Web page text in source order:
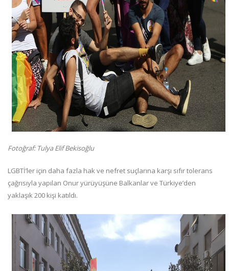
Fotoğraf: Tulya Elif Bekisoğlu
LGBTİ’ler için daha fazla hak ve nefret suçlarına karşı sıfır tolerans
çağrısıyla yapılan Onur yürüyüşüne Balkanlar ve Türkiye’den
yaklaşık 200 kişi katıldı.